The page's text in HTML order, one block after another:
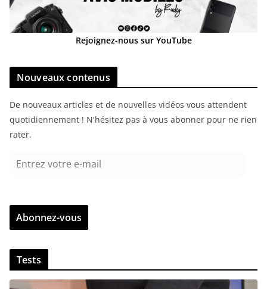
Rejoignez-nous sur YouTube
Nouveaux contenus
De nouveaux articles et de nouvelles vidéos vous attendent
quotidiennement ! N'hésitez pas à vous abonner pour ne rien
rater.
r
z
v
t
Abonnez-vous
Tests